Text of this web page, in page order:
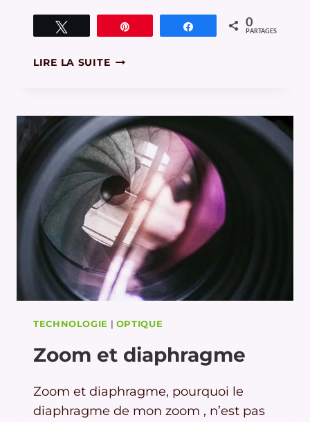
Partagez 0
PARTAGES
LIRE LA SUITECOMMENT
DE
NEIGE
TECHNOLOGIE | OPTIQUE
Zoom et diaphragme
Zoom et diaphragme, pourquoi le
diaphragme de mon zoom , n’est pas